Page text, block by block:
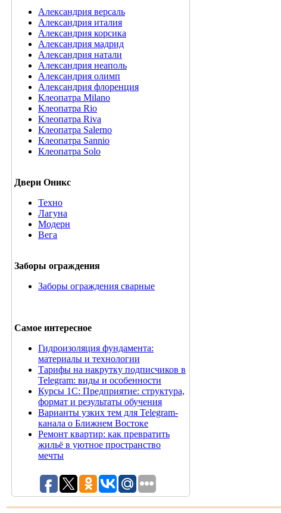
Александрия версаль
Александрия италия
Александрия корсика
Александрия мадрид
Александрия натали
Александрия неаполь
Александрия олимп
Александрия флоренция
Клеопатра Milano
Клеопатра Rio
Клеопатра Riva
Клеопатра Salerno
Клеопатра Sannio
Клеопатра Solo
Двери Оникс
Техно
Лагуна
Модерн
Вега
Заборы ограждения
Заборы ограждения сварные
Самое интересное
Гидроизоляция фундамента:
материалы и технологии
Тарифы на накрутку подписчиков в
Telegram: виды и особенности
Курсы 1С: Предприятие: структура,
формат и результаты обучения
Варианты узких тем для Telegram-
канала о Ближнем Востоке
Ремонт квартир: как превратить
жильё в уютное пространство
мечты